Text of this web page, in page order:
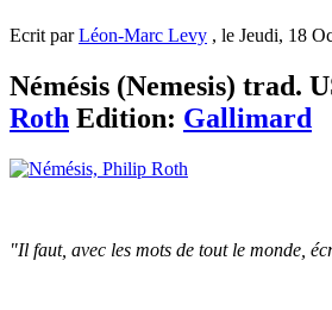
Ecrit parLéon-Marc Levy , le Jeudi, 18
Némésis (Nemesis) trad.
Roth Edition: Gallimard
"Il faut, avec les mots de tout le monde,